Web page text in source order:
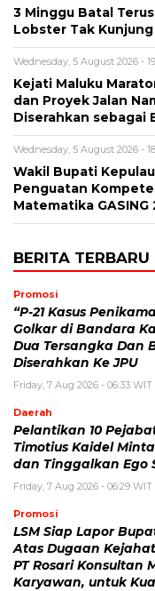
3 Minggu Batal
Lobster Tak
Wednesday, 5 August 2026 -
Kejati Maluku
dan Proyek Jalan
Diserahkan sebagai
Wednesday, 5 August 2026 -
Wakil Bupati
Penguatan
Matematika GASING
BERITA TERBARU
Promosi
“P-21 Kasus
Golkar di Bandara
Dua Tersangka Dan
Diserahkan Ke JPU
Friday, 7 Aug 2026 - 06:33 WIT
Daerah
Pelantikan 10
Timotius Kaidel
dan Tinggalkan Ego
Friday, 7 Aug 2026 - 06:29 WIT
Promosi
LSM Siap Lapor
Atas Dugaan
PT Rosari Konsultan
Karyawan, untuk